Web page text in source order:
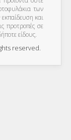
των
και
προτροπές σε
είδους.
reserved.